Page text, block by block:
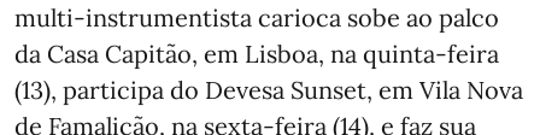
multi-instrumentista carioca sobe ao palco
da Casa Capitão, em Lisboa, na quinta-feira
(13), participa do Devesa Sunset, em Vila Nova
de Famalicão, na sexta-feira (14), e faz sua